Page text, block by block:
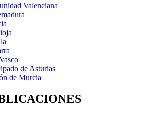
Valenciana
de Asturias
de Murcia